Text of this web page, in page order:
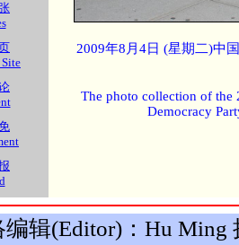
2009年8月4日 (星期二)中
The photo collection of the
Democracy
编辑(Editor)：Hu Ming